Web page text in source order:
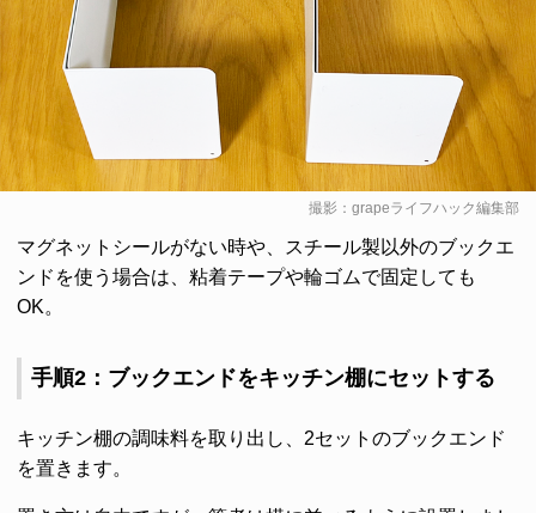
撮影：grapeライフハック編集部
マグネットシールがない時や、スチール製以外のブックエ
ンドを使う場合は、粘着テープや輪ゴムで固定しても
OK。
手順2：ブックエンドをキッチン棚にセットする
キッチン棚の調味料を取り出し、2セットのブックエンド
を置きます。